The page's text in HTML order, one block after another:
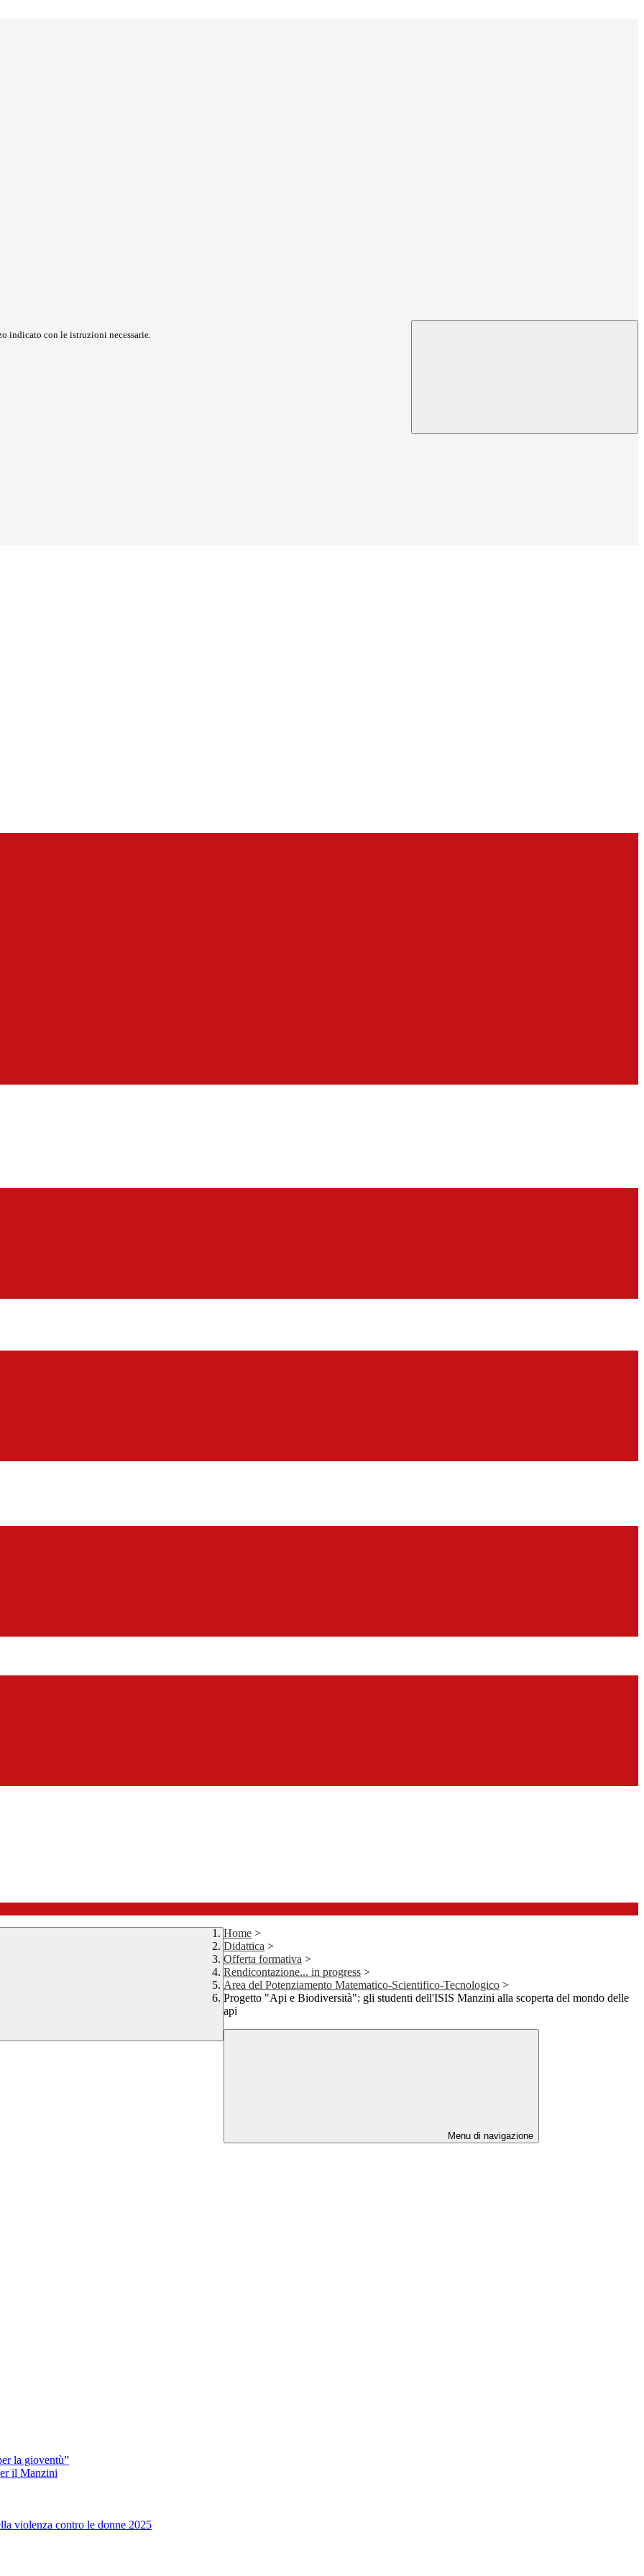
indicato con le istruzioni necessarie.
Home >
Didattica >
Offerta formativa >
Rendicontazione... in progress >
Area del Potenziamento Matematico-Scientifico-Tecnologico >
Progetto "Api e Biodiversità": gli studenti dell'ISIS Manzini alla scoperta del mondo delle
api
Menu di navigazione
la gioventù”
il Manzini
violenza contro le donne 2025